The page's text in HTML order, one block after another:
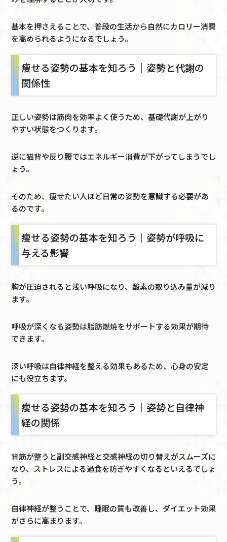
基本を押さえることで、普段の生活から自然にカロリー消費
を高められるようになるでしょう。
痩せる姿勢の基本を知ろう｜姿勢と代謝の
関係性
正しい姿勢は筋肉を効率よく使うため、基礎代謝が上がり
やすい状態をつくります。
逆に猫背や反り腰ではエネルギー消費が下がってしまうでし
ょう。
そのため、痩せたい人ほど日常の姿勢を意識する必要があ
るのです。
痩せる姿勢の基本を知ろう｜姿勢が呼吸に
与える影響
胸が圧迫されると浅い呼吸になり、酸素の取り込み量が減り
ます。
呼吸が深くなる姿勢は脂肪燃焼をサポートする効果が期待
できます。
深い呼吸は自律神経を整える効果もあるため、心身の安定
にも役立ちます。
痩せる姿勢の基本を知ろう｜姿勢と自律神
経の関係
背筋が整うと副交感神経と交感神経の切り替えがスムーズに
なり、ストレスによる過食を防ぎやすくなるといえるでしょ
う。
自律神経が整うことで、睡眠の質も改善し、ダイエット効果
がさらに高まります。